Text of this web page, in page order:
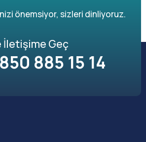
önemsiyor, sizleri dinliyoruz.
İletişime Geç
885 15 14